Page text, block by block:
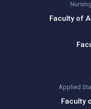
Faculty of
Applied
Faculty